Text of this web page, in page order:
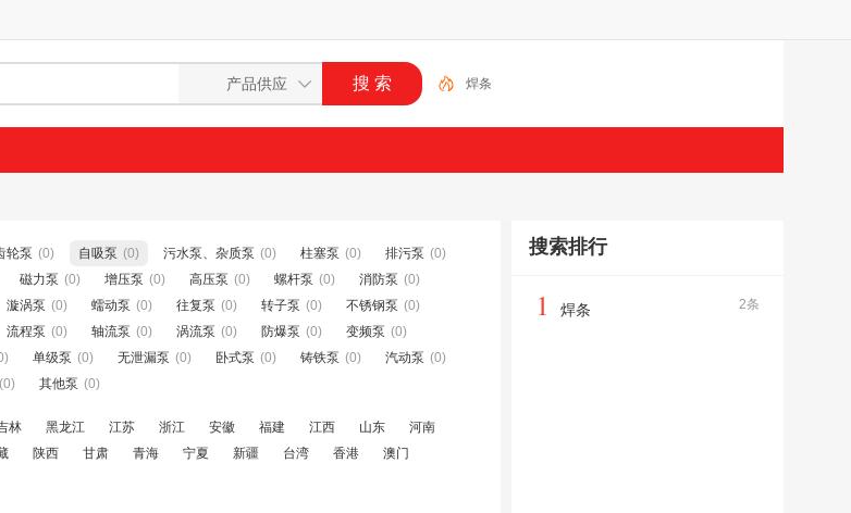
焊条
轮泵 (0) 自吸泵 (0) 污水泵、杂质泵 (0) 柱塞泵 (0) 排污泵 (0)
磁力泵 (0) 增压泵 (0) 高压泵 (0) 螺杆泵 (0) 消防泵 (0)
漩涡泵 (0) 蠕动泵 (0) 往复泵 (0) 转子泵 (0) 不锈钢泵 (0)
流程泵 (0) 轴流泵 (0) 涡流泵 (0) 防爆泵 (0) 变频泵 (0)
单级泵 (0) 无泄漏泵 (0) 卧式泵 (0) 铸铁泵 (0) 汽动泵 (0)
(0) 其他泵 (0)
林 黑龙江 江苏 浙江 安徽 福建 江西 山东
河南
陕西 甘肃 青海 宁夏 新疆 台湾 香港 澳门
搜索排行
2条
1 焊条